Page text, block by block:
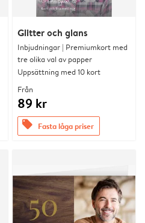
Glitter och glans
Inbjudningar | Premiumkort med
tre olika val av papper
Uppsättning med 10 kort
Från
89 kr
offers Fasta låga priser